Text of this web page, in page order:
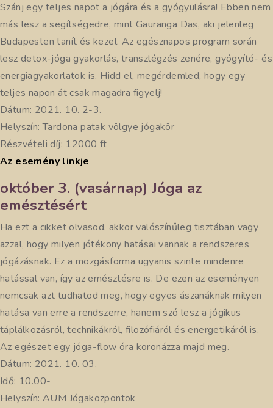
Szánj egy teljes napot a jógára és a gyógyulásra! Ebben nem
más lesz a segítségedre, mint Gauranga Das, aki jelenleg
Budapesten tanít és kezel. Az egésznapos program során
lesz detox-jóga gyakorlás, transzlégzés zenére, gyógyító- és
energiagyakorlatok is. Hidd el, megérdemled, hogy egy
teljes napon át csak magadra figyelj!
Dátum: 2021. 10. 2-3.
Helyszín: Tardona patak völgye jógakör
Részvételi díj: 12000 ft
Az esemény linkje
október 3. (vasárnap) Jóga az
emésztésért
Ha ezt a cikket olvasod, akkor valószínűleg tisztában vagy
azzal, hogy milyen jótékony hatásai vannak a rendszeres
jógázásnak. Ez a mozgásforma ugyanis szinte mindenre
hatással van, így az emésztésre is. De ezen az eseményen
nemcsak azt tudhatod meg, hogy egyes ászanáknak milyen
hatása van erre a rendszerre, hanem szó lesz a jógikus
táplálkozásról, technikákról, filozófiáról és energetikáról is.
Az egészet egy jóga-flow óra koronázza majd meg.
Dátum: 2021. 10. 03.
Idő: 10.00-
Helyszín: AUM Jógaközpontok